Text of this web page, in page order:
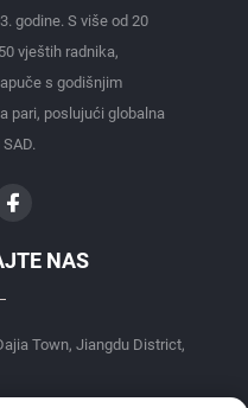
godine. S više od 20
vještih radnika,
s godišnjim
pari, poslujući globalna
NAS
Town, Jiangdu District,